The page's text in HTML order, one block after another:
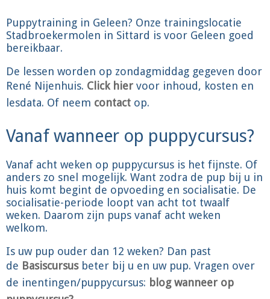
Puppytraining in Geleen? Onze trainingslocatie
Stadbroekermolen in Sittard is voor Geleen goed
bereikbaar.
De lessen worden op zondagmiddag gegeven door
René Nijenhuis. Click hier voor inhoud, kosten en
lesdata. Of neem contact op.
Vanaf wanneer op puppycursus?
Vanaf acht weken op puppycursus is het fijnste. Of
anders zo snel mogelijk. Want zodra de pup bij u in
huis komt begint de opvoeding en socialisatie. De
socialisatie-periode loopt van acht tot twaalf
weken. Daarom zijn pups vanaf acht weken
welkom.
Is uw pup ouder dan 12 weken? Dan past
de Basiscursusbeter bij u en uw pup. Vragen over
de inentingen/puppycursus: blog wanneer op